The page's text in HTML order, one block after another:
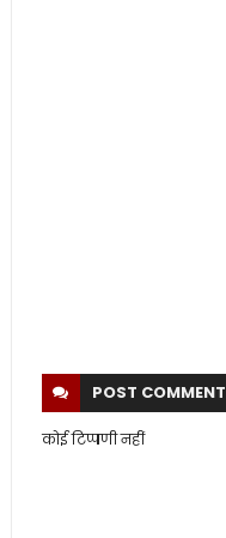
POST COMMENT
कोई टिप्पणी नहीं